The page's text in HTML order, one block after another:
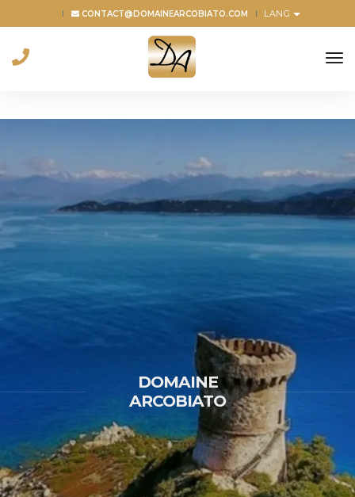
CONTACT@DOMAINEARCOBIATO.COM LANG
DOMAINE
ARCOBIATO